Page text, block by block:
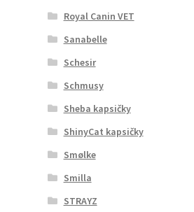
Royal Canin VET
Sanabelle
Schesir
Schmusy
Sheba kapsičky
ShinyCat kapsičky
Smølke
Smilla
STRAYZ